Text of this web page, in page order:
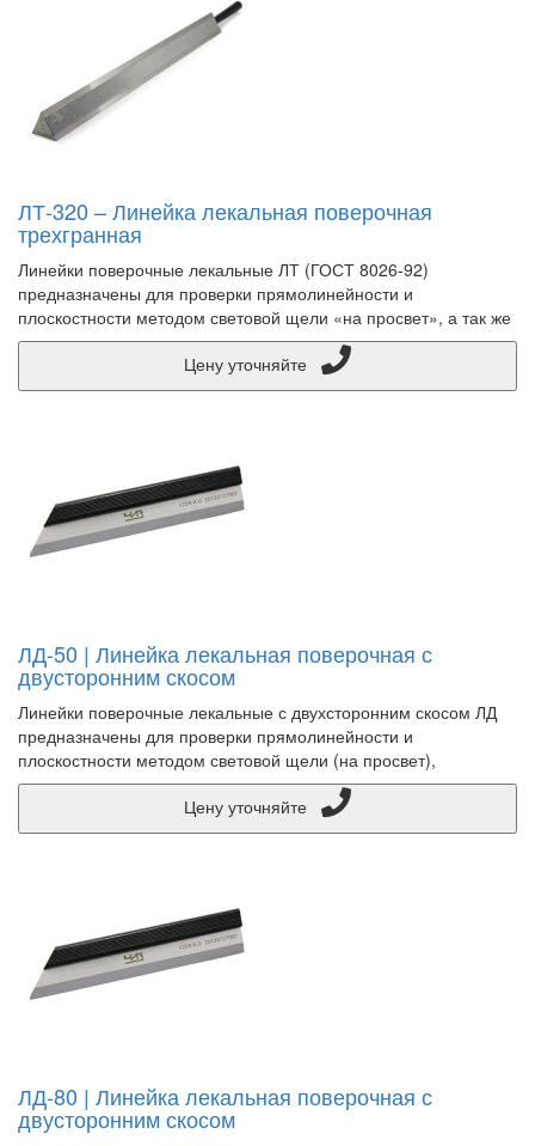
ЛТ-320 – Линейка лекальная поверочная
трехгранная
Линейки поверочные лекальные ЛТ (ГОСТ 8026-92)
предназначены для проверки прямолинейности и
плоскостности методом световой щели «на просвет», а так же
ЛД-50 | Линейка лекальная поверочная с
двусторонним скосом
Линейки поверочные лекальные с двухсторонним скосом ЛД
предназначены для проверки прямолинейности и
плоскостности методом световой щели (на просвет),
ЛД-80 | Линейка лекальная поверочная с
двусторонним скосом